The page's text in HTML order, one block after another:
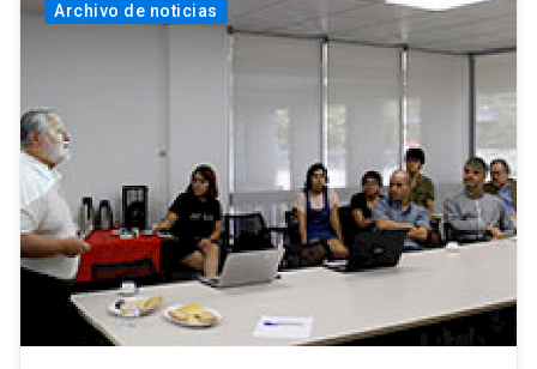
Archivo de noticias